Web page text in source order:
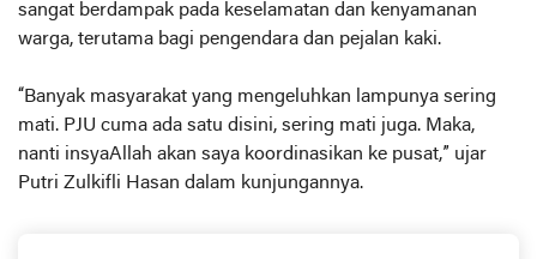
sangat berdampak pada keselamatan dan kenyamanan
warga, terutama bagi pengendara dan pejalan kaki.
“Banyak masyarakat yang mengeluhkan lampunya sering
mati. PJU cuma ada satu disini, sering mati juga. Maka,
nanti insyaAllah akan saya koordinasikan ke pusat,” ujar
Putri Zulkifli Hasan dalam kunjungannya.